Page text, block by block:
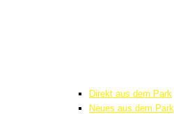
Direkt aus dem Park
Neues aus dem Park